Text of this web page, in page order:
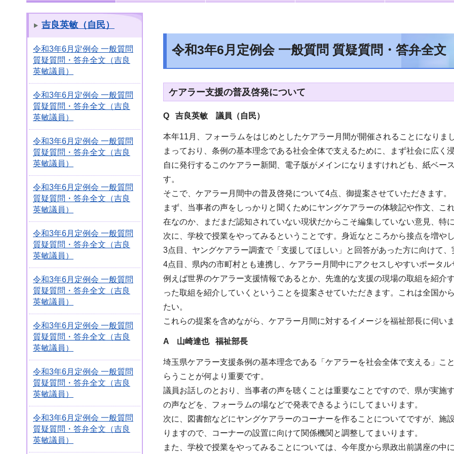
吉良英敏（自民）
令和3年6月定例会 一般質問
質疑質問・答弁全文（吉良
英敏議員）
令和3年6月定例会 一般質問
質疑質問・答弁全文（吉良
英敏議員）
令和3年6月定例会 一般質問
質疑質問・答弁全文（吉良
英敏議員）
令和3年6月定例会 一般質問
質疑質問・答弁全文（吉良
英敏議員）
令和3年6月定例会 一般質問
質疑質問・答弁全文（吉良
英敏議員）
令和3年6月定例会 一般質問
質疑質問・答弁全文（吉良
英敏議員）
令和3年6月定例会 一般質問
質疑質問・答弁全文（吉良
英敏議員）
令和3年6月定例会 一般質問
質疑質問・答弁全文（吉良
英敏議員）
令和3年6月定例会 一般質問
質疑質問・答弁全文（吉良
英敏議員）
令和3年6月定例会 一般質問 質疑質問・答弁全文
ケアラー支援の普及啓発について
Q 吉良英敏 議員（自民）
本年11月、フォーラムをはじめとしたケアラー月間が開催されることになり
まっており、条例の基本理念である社会全体で支えるために、まず社会に広く
自に発行するこのケアラー新聞、電子版がメインになりますけれども、紙ベー
す。
そこで、ケアラー月間中の普及啓発について4点、御提案させていただきます。
まず、当事者の声をしっかりと聞くためにヤングケアラーの体験記や作文、こ
在なのか、まだまだ認知されていない現状だからこそ編集していない意見、特
次に、学校で授業をやってみるということです。身近なところから接点を増や
3点目、ヤングケアラー調査で「支援してほしい」と回答があった方に向けて
4点目、県内の市町村とも連携し、ケアラー月間中にアクセスしやすいポータ
例えば世界のケアラー支援情報であるとか、先進的な支援の現場の取組を紹介
った取組を紹介していくということを提案させていただきます。これは全国か
たい。
これらの提案を含めながら、ケアラー月間に対するイメージを福祉部長に伺い
A 山崎達也 福祉部長
埼玉県ケアラー支援条例の基本理念である「ケアラーを社会全体で支える」こ
らうことが何より重要です。
議員お話しのとおり、当事者の声を聴くことは重要なことですので、県が実施
の声などを、フォーラムの場などで発表できるようにしてまいります。
次に、図書館などにヤングケアラーのコーナーを作ることについてですが、施
りますので、コーナーの設置に向けて関係機関と調整してまいります。
また、学校で授業をやってみることについては、今年度から県政出前講座の中